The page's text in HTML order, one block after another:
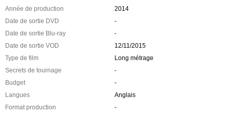
Année de production
2014
Date de sortie DVD
-
Date de sortie Blu-ray
-
Date de sortie VOD
12/11/2015
Type de film
Long métrage
Secrets de tournage
-
Budget
-
Langues
Anglais
Format production
-